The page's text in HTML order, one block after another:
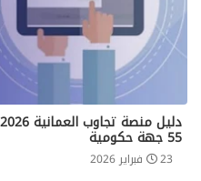
55 جهة حكومية
23 فبراير 2026